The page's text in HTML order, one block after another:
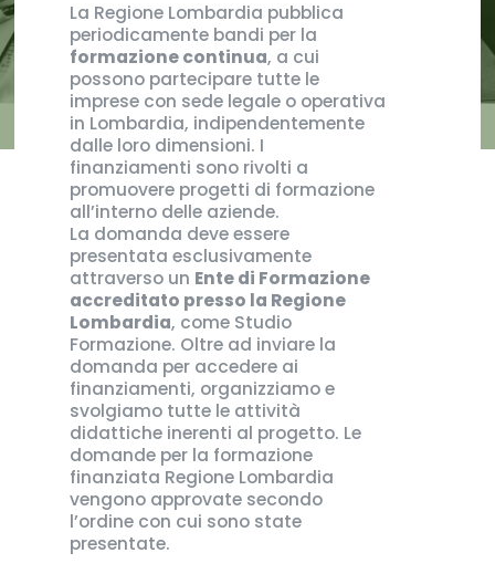
La Regione Lombardia pubblica
periodicamente bandi per la
formazione continua, a cui
possono partecipare tutte le
imprese con sede legale o operativa
in Lombardia, indipendentemente
dalle loro dimensioni. I
finanziamenti sono rivolti a
promuovere progetti di formazione
all’interno delle aziende.
La domanda deve essere
presentata esclusivamente
attraverso un Ente di Formazione
accreditato presso la Regione
Lombardia, come Studio
Formazione. Oltre ad inviare la
domanda per accedere ai
finanziamenti, organizziamo e
svolgiamo tutte le attività
didattiche inerenti al progetto. Le
domande per la formazione
finanziata Regione Lombardia
vengono approvate secondo
l’ordine con cui sono state
presentate.